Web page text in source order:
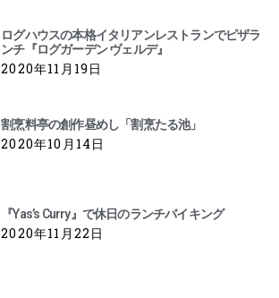
ログハウスの本格イタリアンレストランでピザラ
ンチ『ログガーデン ヴェルデ』
2020年11月19日
割烹料亭の創作昼めし「割烹たる池」
2020年10月14日
『Yas’s Curry』で休日のランチバイキング
2020年11月22日